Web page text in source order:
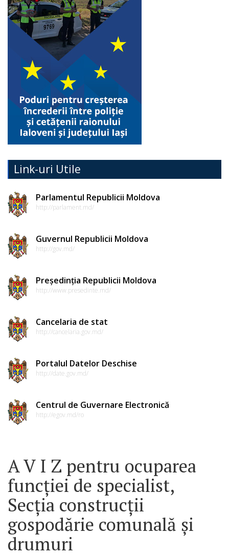
Link-uri Utile
Parlamentul Republicii Moldova
http://parlament.md/
Guvernul Republicii Moldova
http://gov.md/
Președinția Republicii Moldova
http://www.presedinte.md/
Cancelaria de stat
http://cancelaria.gov.md/
Portalul Datelor Deschise
http://date.gov.md/
Centrul de Guvernare Electronică
http://egov.md/ro
A V I Z pentru ocuparea
funcției de specialist,
Secția construcții
gospodărie comunală și
drumuri